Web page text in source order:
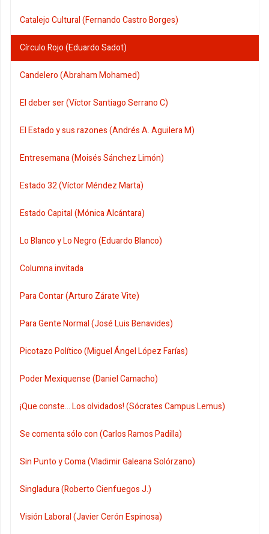
Catalejo Cultural (Fernando Castro Borges)
Círculo Rojo (Eduardo Sadot)
Candelero (Abraham Mohamed)
El deber ser (Víctor Santiago Serrano C)
El Estado y sus razones (Andrés A. Aguilera M)
Entresemana (Moisés Sánchez Limón)
Estado 32 (Víctor Méndez Marta)
Estado Capital (Mónica Alcántara)
Lo Blanco y Lo Negro (Eduardo Blanco)
Columna invitada
Para Contar (Arturo Zárate Vite)
Para Gente Normal (José Luis Benavides)
Picotazo Político (Miguel Ángel López Farías)
Poder Mexiquense (Daniel Camacho)
¡Que conste... Los olvidados! (Sócrates Campus Lemus)
Se comenta sólo con (Carlos Ramos Padilla)
Sin Punto y Coma (Vladimir Galeana Solórzano)
Singladura (Roberto Cienfuegos J.)
Visión Laboral (Javier Cerón Espinosa)